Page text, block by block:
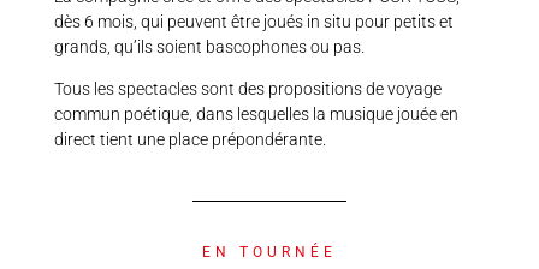
dès 6 mois, qui peuvent être joués in situ pour petits et
grands, qu’ils soient bascophones ou pas.
Tous les spectacles sont des propositions de voyage
commun poétique, dans lesquelles la musique jouée en
direct tient une place prépondérante.
En écoles et
théâtres
2022
DÉCOUVRIR
EN TOURNÉE